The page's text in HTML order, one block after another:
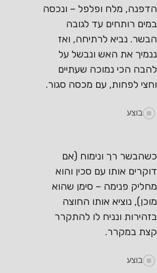
הדפנה, מלח ופלפל – ונכסה
במים רותחים עד לגובה
הבשר. נביא לרתיחה, ואז
ננמיך את האש ונבשל על
להבה הכי נמוכה שעתיים
וחצי לפחות, עם מכסה סגור.
בוצע
כשהבשר רך ונימוח (אם
דוקרים אותו עם סכין והוא
מחליק פנימה – סימן שהוא
מוכן), נוציא אותו החוצה
בזהירות ונניח לו להתקרר
קצת במקרר.
בוצע